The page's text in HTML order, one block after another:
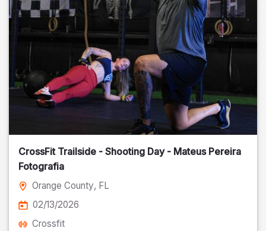
CrossFit Trailside - Shooting Day - Mateus Pereira
Fotografia
Orange County, FL
02/13/2026
Crossfit